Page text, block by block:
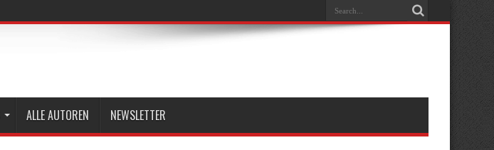
ALLE AUTOREN NEWSLETTER